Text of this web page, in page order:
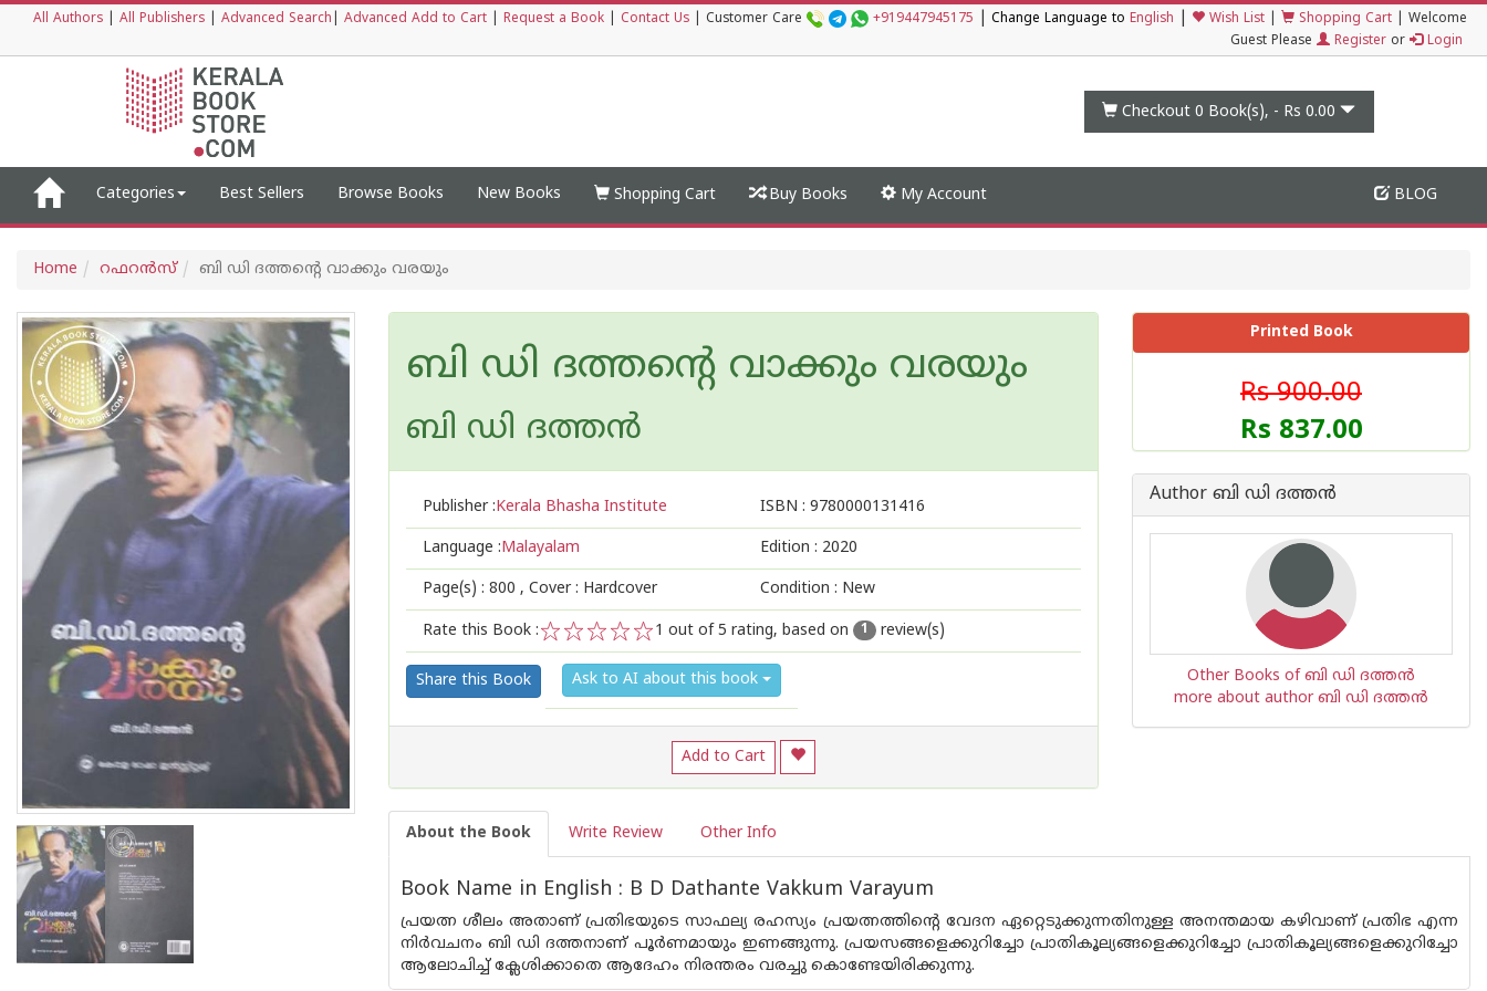
All Authors All Publishers Advanced Search Advanced Add to Cart Request a Book Contact Us Customer Care +919447945175 Change Language to English Wish List Shopping Cart
Welcome
Guest Please
Register or Login
Checkout 0 Book(s), - Rs 0.00
Categories Best Sellers Browse Books New Books Shopping Cart Buy Books My Account BLOG
Home റഫറന്‍സ് ബി ഡി ദത്തന്റെ വാക്കും വരയും
ബി ഡി ദത്തന്റെ വാക്കും വരയും
ബി ഡി ദത്തന്‍
Publisher :Kerala Bhasha Institute ISBN : 9780000131416
Language :Malayalam Edition : 2020
Page(s) : 800 , Cover : Hardcover Condition : New
Rate this Book :
5
4
3
2
1
1 out of 5 rating, based on 1 review(s)
Share this Book Ask to AI about this book
Add to Cart
Printed Book
Rs 900.00
Rs 837.00
Author ബി ഡി ദത്തന്‍
Other Books of ബി ഡി ദത്തന്‍
more about author ബി ഡി ദത്തന്‍
About the Book Write Review Other Info
Book Name in English : B D Dathante Vakkum Varayum
പ്രയത്ന ശീലം അതാണ് പ്രതിഭയുടെ സാഫല്യ രഹസ്യം പ്രയത്നത്തിന്റെ വേദന ഏറ്റെടുക്കുന്നതിനുള്ള അനന്തമായ കഴിവാണ് പ്രതിഭ എന്ന
നിര്‍വചനം ബി ഡി ദത്തനാണ് പൂര്‍ണമായും ഇണങ്ങുന്നു. പ്രയസങ്ങളെക്കുറിച്ചോ പ്രാതികൂല്യങ്ങളെക്കുറിച്ചോ പ്രാതികൂല്യങ്ങളെക്കുറിച്ചോ
ആലോചിച്ച് ക്ലേശിക്കാതെ ആദേഹം നിരന്തരം വരച്ചു കൊണ്ടേയിരിക്കുന്നു.